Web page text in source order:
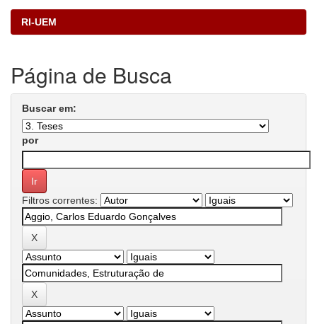
RI-UEM
Página de Busca
Buscar em:
por
Filtros correntes: